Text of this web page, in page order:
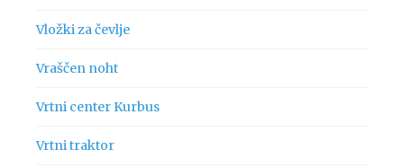
Vložki za čevlje
Vraščen noht
Vrtni center Kurbus
Vrtni traktor